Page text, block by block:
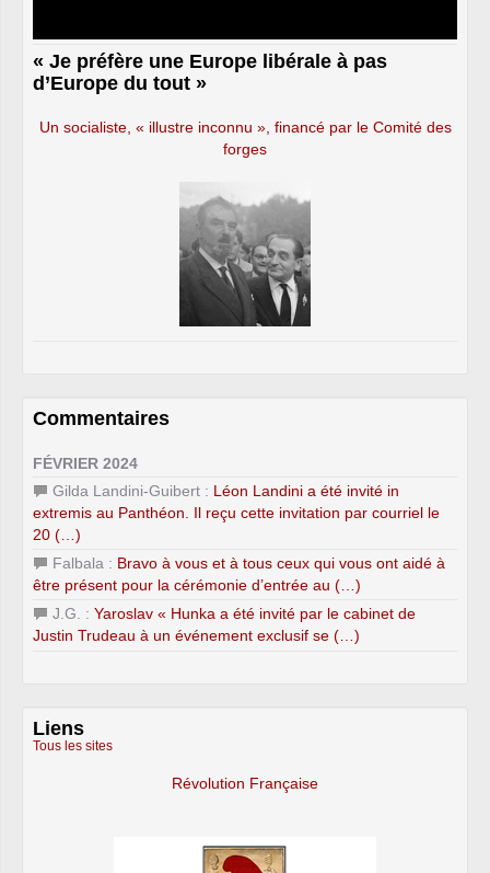
« Je préfère une Europe libérale à pas
d’Europe du tout »
Un socialiste, « illustre inconnu », financé par le Comité des
forges
Commentaires
FÉVRIER 2024
Gilda Landini-Guibert : Léon Landini a été invité in
extremis au Panthéon. Il reçu cette invitation par courriel le
20 (…)
Falbala : Bravo à vous et à tous ceux qui vous ont aidé à
être présent pour la cérémonie d’entrée au (…)
J.G. : Yaroslav « Hunka a été invité par le cabinet de
Justin Trudeau à un événement exclusif se (…)
Liens
Tous les sites
Révolution Française